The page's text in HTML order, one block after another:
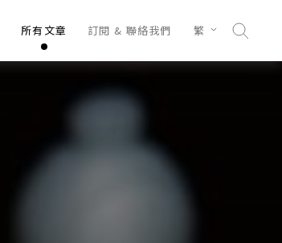
所有文章 訂閱 & 聯絡我們 繁